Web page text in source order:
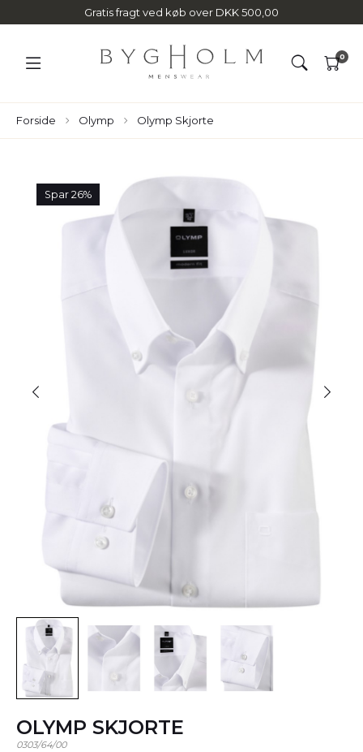
Gratis fragt ved køb over DKK 500,00
0
Forside Olymp Olymp Skjorte
Spar 26%
OLYMP SKJORTE
0303/64/00